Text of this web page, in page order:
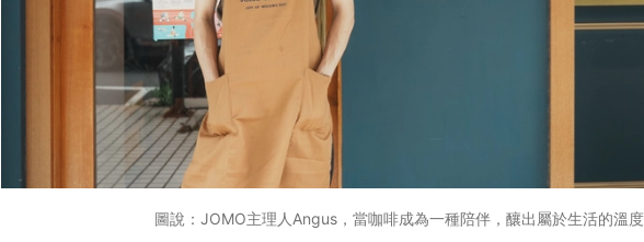
圖說：JOMO主理人Angus，當咖啡成為一種陪伴，釀出屬於生活的溫度